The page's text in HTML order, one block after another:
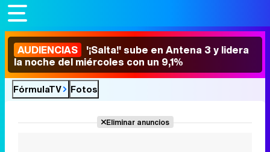
AUDIENCIAS '¡Salta!' sube en Antena 3 y lidera
la noche del miércoles con un 9,1%
FórmulaTV Fotos
Eliminar anuncios